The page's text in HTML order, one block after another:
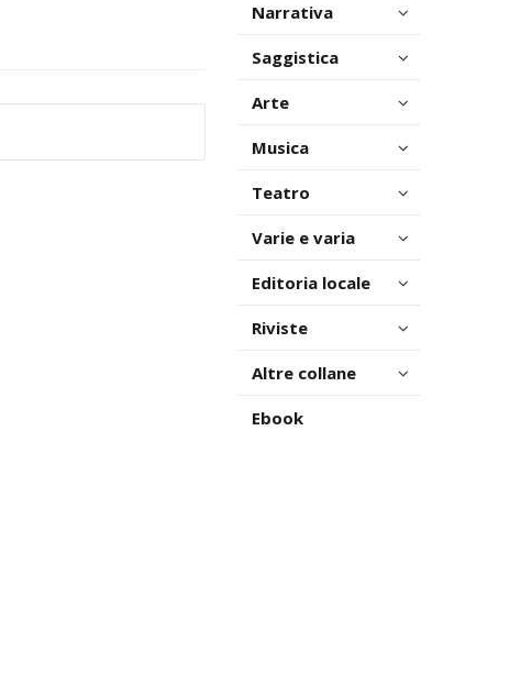
Narrativa
Saggistica
Arte
Musica
Teatro
Varie e varia
Editoria locale
Riviste
Altre collane
Ebook